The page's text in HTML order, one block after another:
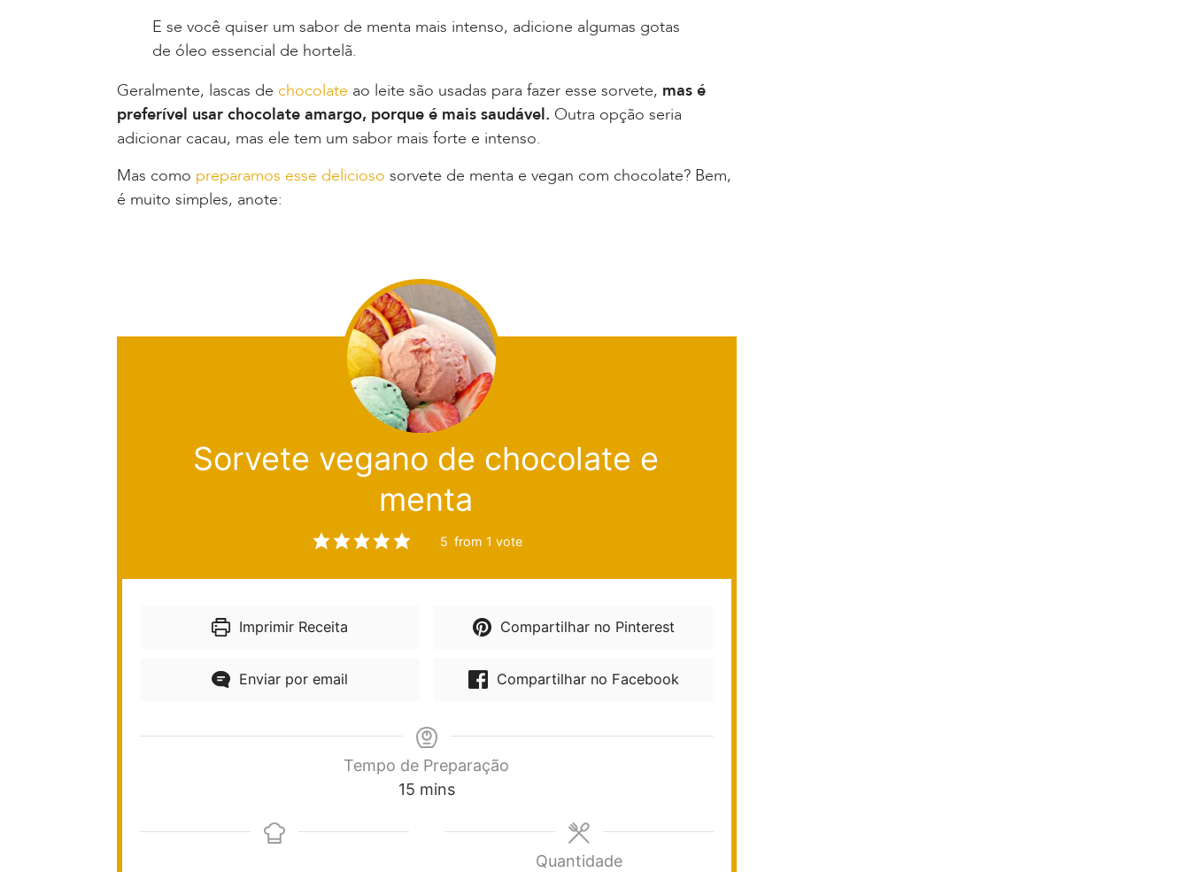
E se você quiser um sabor de menta mais intenso, adicione algumas gotas
de óleo essencial de hortelã.
Geralmente, lascas de chocolate ao leite são usadas para fazer esse sorvete, mas é
preferível usar chocolate amargo, porque é mais saudável. Outra opção seria
adicionar cacau, mas ele tem um sabor mais forte e intenso.
Mas como preparamos esse delicioso sorvete de menta e vegan com chocolate? Bem,
é muito simples, anote:
Sorvete vegano de chocolate e
menta
5 from 1 vote
Imprimir Receita Compartilhar no Pinterest
Enviar por email Compartilhar no Facebook
Tempo de Preparação
15 mins
Quantidade